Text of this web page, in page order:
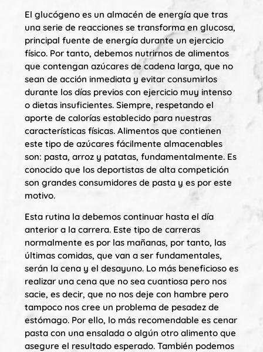
El glucógeno es un almacén de energía que tras
una serie de reacciones se transforma en glucosa,
principal fuente de energía durante un ejercicio
físico. Por tanto, debemos nutrirnos de alimentos
que contengan azúcares de cadena larga, que no
sean de acción inmediata y evitar consumirlos
durante los días previos con ejercicio muy intenso
o dietas insuficientes. Siempre, respetando el
aporte de calorías establecido para nuestras
características físicas. Alimentos que contienen
este tipo de azúcares fácilmente almacenables
son: pasta, arroz y patatas, fundamentalmente. Es
conocido que los deportistas de alta competición
son grandes consumidores de pasta y es por este
motivo.
Esta rutina la debemos continuar hasta el día
anterior a la carrera. Este tipo de carreras
normalmente es por las mañanas, por tanto, las
últimas comidas, que van a ser fundamentales,
serán la cena y el desayuno. Lo más beneficioso es
realizar una cena que no sea cuantiosa pero nos
sacie, es decir, que no nos deje con hambre pero
tampoco nos cree un problema de pesadez de
estómago. Por ello, lo más recomendable es cenar
pasta con una ensalada o algún otro alimento que
asegure el resultado esperado. También podemos